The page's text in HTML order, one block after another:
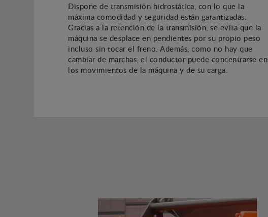
Dispone de transmisión hidrostática, con lo que la
máxima comodidad y seguridad están garantizadas.
Gracias a la retención de la transmisión, se evita que la
máquina se desplace en pendientes por su propio peso
incluso sin tocar el freno. Además, como no hay que
cambiar de marchas, el conductor puede concentrarse en
los movimientos de la máquina y de su carga.